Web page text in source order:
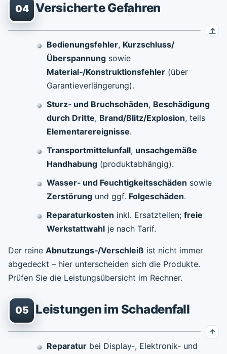
04 Versicherte Gefahren
Bedienungsfehler, Kurzschluss/
Überspannung sowie
Material‑/Konstruktionsfehler (über
Garantieverlängerung).
Sturz‑ und Bruchschäden, Beschädigung
durch Dritte, Brand/Blitz/Explosion, teils
Elementarereignisse.
Transportmittelunfall, unsachgemäße
Handhabung (produktabhängig).
Wasser‑ und Feuchtigkeitsschäden sowie
Zerstörung und ggf. Folgeschäden.
Reparaturkosten inkl. Ersatzteilen; freie
Werkstattwahl je nach Tarif.
Der reine Abnutzungs‑/Verschleiß ist nicht immer
abgedeckt – hier unterscheiden sich die Produkte.
Prüfen Sie die Leistungsübersicht im Rechner.
05 Leistungen im Schadenfall
Reparatur bei Display‑, Elektronik‑ und